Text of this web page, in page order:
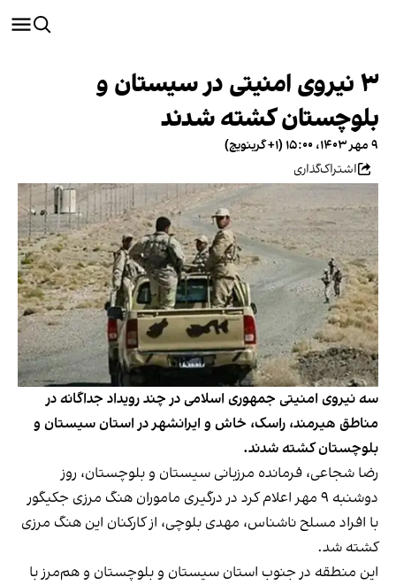
۳ نیروی امنیتی در سیستان و
بلوچستان کشته شدند
۹ مهر ۱۴۰۳، ۱۵:۰۰ (‎+۱ گرینویچ)
اشتراک‌گذاری
سه نیروی امنیتی جمهوری اسلامی در چند رویداد جداگانه در
مناطق هیرمند، راسک، خاش و ایرانشهر در استان سیستان و
بلوچستان کشته شدند.
رضا شجاعی، فرمانده مرزبانی سیستان و بلوچستان، روز
دوشنبه ۹ مهر اعلام کرد در درگیری ماموران هنگ مرزی جکیگور
با افراد مسلح ناشناس، مهدی بلوچی، از کارکنان این هنگ مرزی
کشته شد.
این منطقه در جنوب استان سیستان و بلوچستان و هم‌مرز با